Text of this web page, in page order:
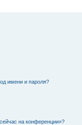
имени и пароля?
на конференции»?